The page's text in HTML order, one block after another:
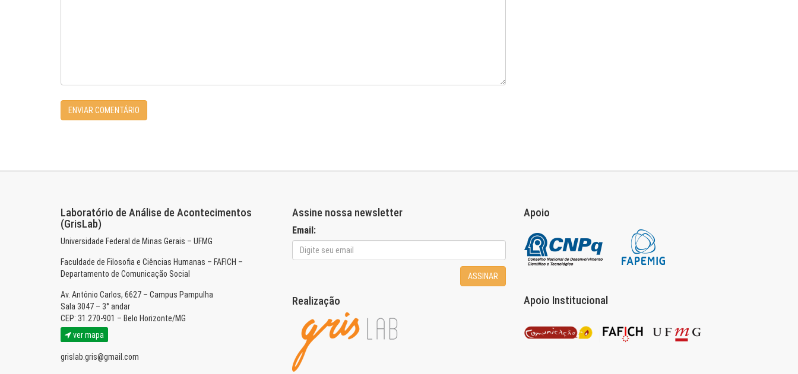
Laboratório de Análise de Acontecimentos
(GrisLab)
Universidade Federal de Minas Gerais – UFMG
Faculdade de Filosofia e Ciências Humanas – FAFICH –
Departamento de Comunicação Social
Av. Antônio Carlos, 6627 – Campus Pampulha
Sala 3047 – 3° andar
CEP: 31.270-901 – Belo Horizonte/MG
ver mapa
grislab.gris@gmail.com
Assine nossa newsletter
Email:
ASSINAR
Realização
Apoio
Apoio Institucional